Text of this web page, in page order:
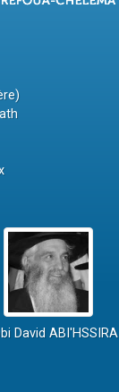
David ABI'HSSIRA